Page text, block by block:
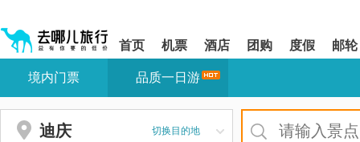
shift+enter
网
您
站
首页 机票 酒店 团购 度假 邮轮
您
站
境内门票 品质一日游
迪庆 切换目的地